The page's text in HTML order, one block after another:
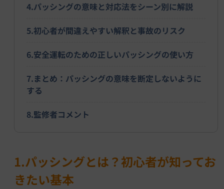
4.パッシングの意味と対応法をシーン別に解説
5.初心者が間違えやすい解釈と事故のリスク
6.安全運転のための正しいパッシングの使い方
7.まとめ：パッシングの意味を断定しないように
する
8.監修者コメント
1.パッシングとは？初心者が知ってお
きたい基本